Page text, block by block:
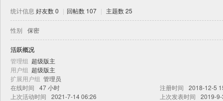
统计信息 好友数 0 | 回帖数 107 | 主题数 25
性别 保密
活跃概况
管理组 超级版主
用户组 超级版主
扩展用户组 管理员
在线时间
47 小时 注册时间
2018-12-5
上次活动时间
2021-7-14 06:26 上次发表时间 2019-